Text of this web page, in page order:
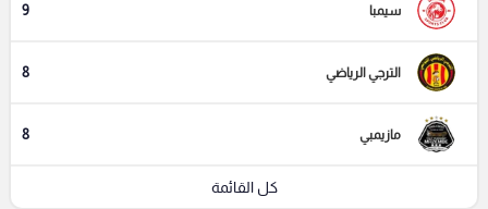
سيمبا 9
الترجي الرياضي 8
مازيمبي 8
كل القائمة